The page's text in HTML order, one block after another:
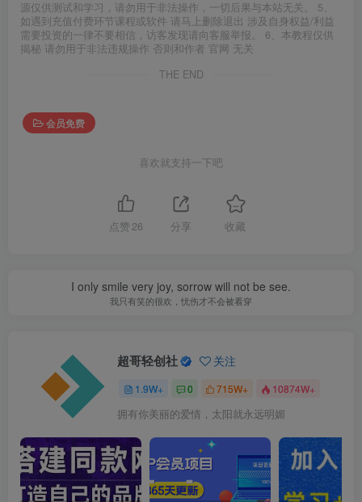
源仅供测试和学习，请勿用于非法操作，一切后果与本站无关。 5、
如遇到充值付费环节课程或软件 请马上删除退出 涉及自身权益/利益
需要投资的一律不要相信，访客发现请向客服举报。 6、本教程仅供
揭秘 请勿用于非法违规操作 否则和作者 官网 无关
THE END
会员免费
喜欢就支持一下吧
点赞 26 分享 收藏
I only smile very joy, sorrow will not be see.
我只有笑的很欢，忧伤才不会被看穿
超哥轻创社 关注
1.9W+ 0 715W+ 10874W+
拥有你美丽的爱情，太阳就永远明媚